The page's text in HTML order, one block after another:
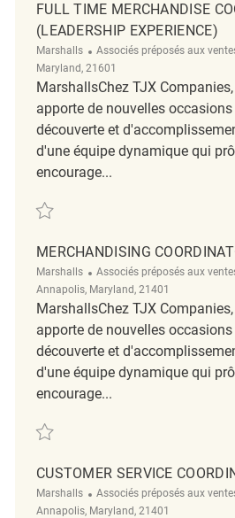
FULL TIME MERCHANDISE
(LEADERSHIP EXPERIENCE)
Marshalls Catégorie
Associés préposés aux
Maryland, 21601
MarshallsChez TJX
apporte de nouvelles
découverte et
d'une équipe dynamique qui
encourage...
Sauvegarder Full Time Merchandise
MERCHANDISING
Marshalls Catégorie
Associés préposés aux
Annapolis, Maryland, 21401
MarshallsChez TJX
apporte de nouvelles
découverte et
d'une équipe dynamique qui
encourage...
Sauvegarder Merchandising
CUSTOMER SERVICE
Marshalls Catégorie
Associés préposés aux
Annapolis, Maryland, 21401